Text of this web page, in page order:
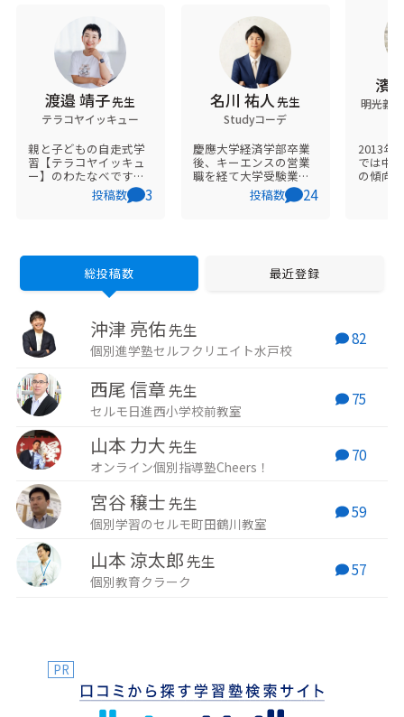
渡邉 靖子先生
テラコヤイッキュー
親と子どもの自走式学
習【テラコヤイッキュ
ー】のわたなべです！
オンラインで全国の子
どもたちに 「自分で考
現する関わり方」を 学
べる講座を提供してい
り方、マインドの悩み
をぜひ聞かせてくださ
い♡
投稿数 3
名川 祐人先生
Studyコーデ
慶應大学経済学部卒業
後、キーエンスの営業
職を経て大学受験業界
へ。オンラインを中心
に全国の受験生を指導
ジュ https://sogogata-
concierge.com/ ）も運
営。受験生への情報提
投稿数 24
濱
明光義
2013年
では中
の傾向
総投稿数 最近登録
沖津 亮佑先生
個別進学塾セルフクリエイト水戸校
82
西尾 信章先生
セルモ日進西小学校前教室
75
山本 力大先生
オンライン個別指導塾Cheers！
70
宮谷 穣士先生
個別学習のセルモ町田鶴川教室
59
山本 涼太郎先生
個別教育クラーク
57
PR